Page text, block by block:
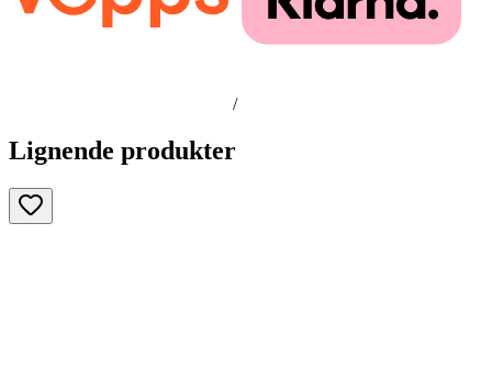
/
Lignende produkter